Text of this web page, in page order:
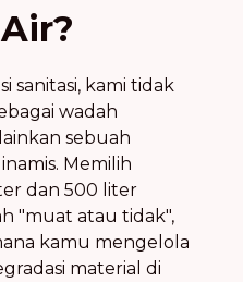
sanitasi, kami tidak
wadah
sebuah
Memilih
dan 500 liter
"muat atau tidak",
kamu mengelola
material di